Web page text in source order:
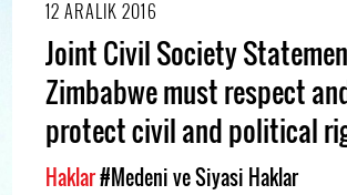
12 ARALIK 2016
Joint Civil Society
Zimbabwe must respect
protect civil and political
Haklar#Medeni ve Siyasi Haklar